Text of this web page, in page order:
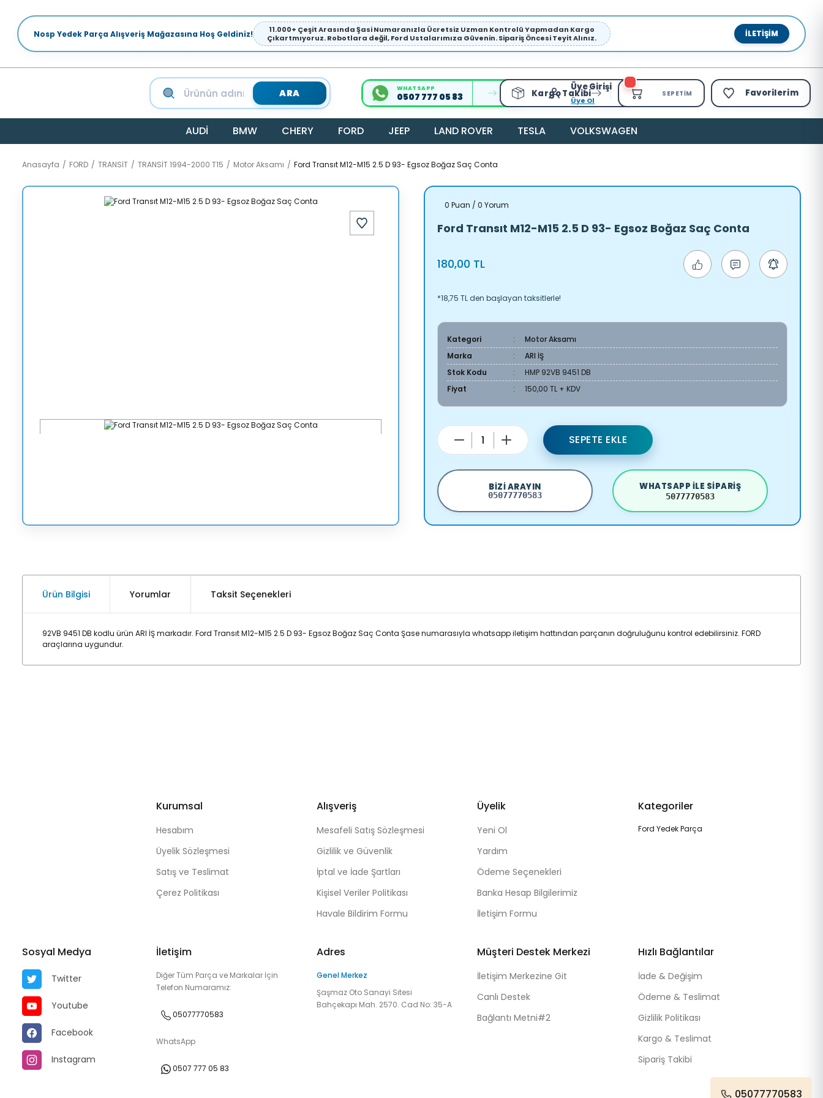
Nosp Yedek Parça Alışveriş Mağazasına Hoş Geldiniz!
11.000+ Çeşit Arasında Şasi Numaranızla Ücretsiz Uzman Kontrolü Yapmadan Kargo
Çıkartmıyoruz. Robotlara değil, Ford Ustalarımıza Güvenin. Sipariş Öncesi Teyit Alınız.
İLETIŞIM
ARA WHATSAPP
0507 777 05 83 Kargo Takibi
Üye Girişi
Üye Ol
SEPETIM Favorilerim
AUDİ BMW CHERY FORD JEEP LAND ROVER TESLA VOLKSWAGEN
Anasayfa FORD TRANSİT TRANSİT 1994-2000 T15 Motor Aksamı Ford Transıt M12-M15 2.5 D 93- Egsoz Boğaz Saç Conta
0 Puan / 0 Yorum
Ford Transıt M12-M15 2.5 D 93- Egsoz Boğaz Saç Conta
180,00 TL
*18,75 TL den başlayan taksitlerle!
Kategori
Motor Aksamı
Marka
ARI İŞ
Stok Kodu
HMP 92VB 9451 DB
Fiyat
150,00 TL + KDV
SEPETE EKLE
BIZI ARAYIN
05077770583
WHATSAPP ILE SIPARIŞ
5077770583
Ürün Bilgisi Yorumlar Taksit Seçenekleri
92VB 9451 DB kodlu ürün ARI İŞ markadır. Ford Transıt M12-M15 2.5 D 93- Egsoz Boğaz Saç Conta Şase numarasıyla whatsapp iletişim hattından parçanın doğruluğunu kontrol edebilirsiniz. FORD
araçlarına uygundur.
Kurumsal
Hesabım
Üyelik Sözleşmesi
Satış ve Teslimat
Çerez Politikası
Alışveriş
Mesafeli Satış Sözleşmesi
Gizlilik ve Güvenlik
İptal ve İade Şartları
Kişisel Veriler Politikası
Havale Bildirim Formu
Üyelik
Yeni Ol
Yardım
Ödeme Seçenekleri
Banka Hesap Bilgilerimiz
İletişim Formu
Kategoriler
Ford Yedek Parça
Sosyal Medya
Twitter
Youtube
Facebook
Instagram
İletişim
Diğer Tüm Parça ve Markalar İçin
Telefon Numaramız:
05077770583
WhatsApp
0507 777 05 83
Adres
Genel Merkez
Şaşmaz Oto Sanayi Sitesi
Bahçekapı Mah. 2570. Cad No: 35-A
Müşteri Destek Merkezi
İletişim Merkezine Git
Canlı Destek
Bağlantı Metni#2
Hızlı Bağlantılar
İade & Değişim
Ödeme & Teslimat
Gizlilik Politikası
Kargo & Teslimat
Sipariş Takibi
05077770583